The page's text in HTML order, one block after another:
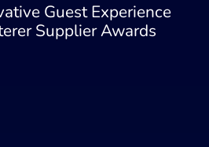
Guest Experience
Supplier Awards